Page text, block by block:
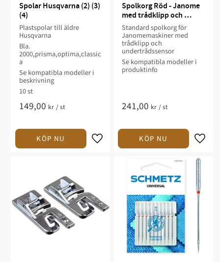
Spolar Husqvarna (2) (3)
(4)
Plastspolar till äldre
Husqvarna
Bla.
2000,prisma,optima,classic
a
Se kompatibla modeller i
beskrivning
10 st
149,00 kr /st
Spolkorg Röd - Janome
med trådklipp och
sensor
Standard spolkorg för
Janomemaskiner med
trådklipp och
undertrådssensor
Se kompatibla modeller i
produktinfo
241,00 kr /st